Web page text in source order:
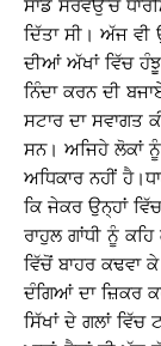
ਸਾਡੇ ਸਰਵਉੱਚ
ਦਿੱਤਾ ਸੀ। ਅੱਜ
ਦੀਆਂ ਅੱਖਾਂ ਵਿੱਚ
ਨਿੰਦਾ ਕਰਨ ਦੀ
ਸਟਾਰ ਦਾ ਸਵਾਗਤ
ਸਨ। ਅਜਿਹੇ ਲੋਕਾਂ
ਅਧਿਕਾਰ ਨਹੀਂ
ਕਿ ਜੇਕਰ ਉਨ੍ਹਾਂ
ਰਾਹੁਲ ਗਾਂਧੀ ਨੂੰ
ਵਿੱਚੋਂ ਬਾਹਰ ਕਢਵਾ
ਦੰਗਿਆਂ ਦਾ ਜ਼ਿਕਰ
ਸਿੱਖਾਂ ਦੇ ਗਲਾਂ ਵਿੱਚ